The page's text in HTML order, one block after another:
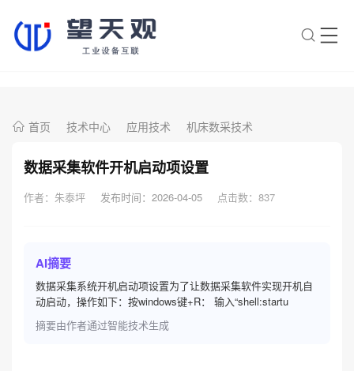
首页 技术中心 应用技术 机床数采技术
数据采集软件开机启动项设置
作者：朱泰坪 发布时间：2026-04-05 点击数： 837
AI摘要
数据采集系统开机启动项设置为了让数据采集软件实现开机自
动启动，操作如下：按windows键+R： 输入“shell:startu
摘要由作者通过智能技术生成
AI智能助手
您好，我是望天观智能助手，很高兴为
您服务
常见问题
2.望天观网关支持哪些组网方
案？
3.网关与软采方案如何选择？